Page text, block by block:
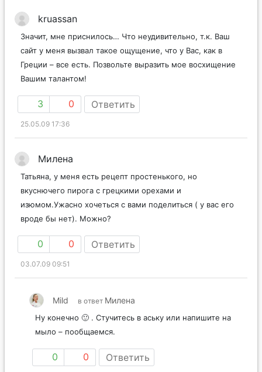
kruassan
Значит, мне приснилось… Что неудивительно, т.к. Ваш
сайт у меня вызвал такое ощущение, что у Вас, как в
Греции – все есть. Позвольте выразить мое восхищение
Вашим талантом!
3 0 Ответить
25.05.09 17:36
Милена
Татьяна, у меня есть рецепт простенького, но
вкуснючего пирога с грецкими орехами и
изюмом.Ужасно хочеться с вами поделиться ( у вас его
вроде бы нет). Можно?
0 0 Ответить
03.07.09 09:51
Mild в ответ Милена
Ну конечно 🙂 . Стучитесь в аську или напишите на
мыло – пообщаемся.
0 0 Ответить